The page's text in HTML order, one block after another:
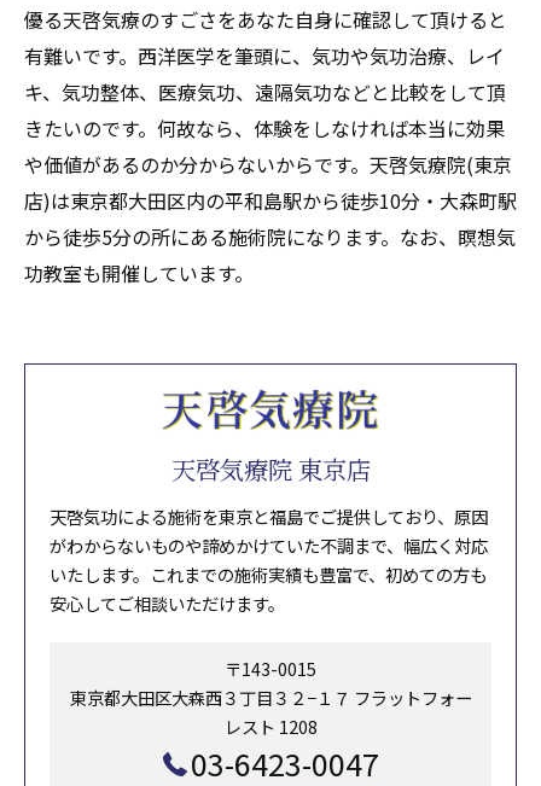
優る天啓気療のすごさをあなた自身に確認して頂けると
有難いです。西洋医学を筆頭に、気功や気功治療、レイ
キ、気功整体、医療気功、遠隔気功などと比較をして頂
きたいのです。何故なら、体験をしなければ本当に効果
や価値があるのか分からないからです。天啓気療院(東京
店)は東京都大田区内の平和島駅から徒歩10分・大森町駅
から徒歩5分の所にある施術院になります。なお、瞑想気
功教室も開催しています。
天啓気療院 東京店
天啓気功による施術を東京と福島でご提供しており、原因
がわからないものや諦めかけていた不調まで、幅広く対応
いたします。これまでの施術実績も豊富で、初めての方も
安心してご相談いただけます。
〒143-0015
東京都大田区大森西３丁目３２−１７ フラットフォー
レスト 1208
03-6423-0047